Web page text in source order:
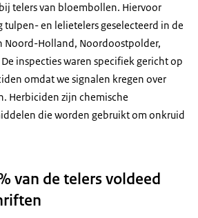
telers van bloembollen. Hiervoor
en lelietelers geselecteerd in de
Holland, Noordoostpolder,
inspecties waren specifiek gericht op
omdat we signalen kregen over
Herbiciden zijn chemische
die worden gebruikt om onkruid
van de telers voldeed